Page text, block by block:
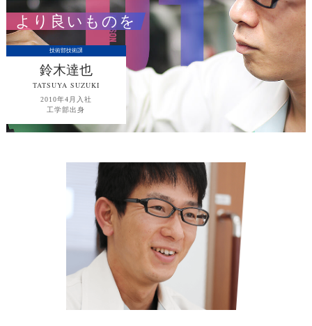
より良いものを
技術部技術課
鈴木達也
TATSUYA SUZUKI
2010年4月入社
工学部出身